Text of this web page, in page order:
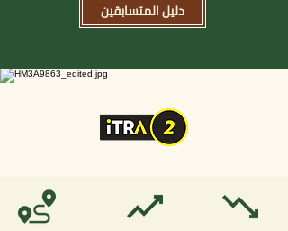
دليل المتسابقين